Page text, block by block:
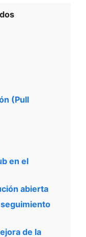
(Pull
en el
abierta
de la